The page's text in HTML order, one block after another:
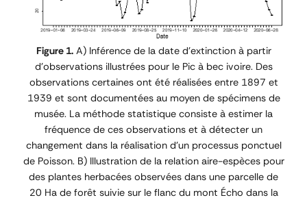
Figure 1.A) Inférence de la date d’extinction à partir
d’observations illustrées pour le Pic à bec ivoire. Des
observations certaines ont été réalisées entre 1897 et
1939 et sont documentées au moyen de spécimens de
musée. La méthode statistique consiste à estimer la
fréquence de ces observations et à détecter un
changement dans la réalisation d’un processus ponctuel
de Poisson. B) Illustration de la relation aire-espèces pour
des plantes herbacées observées dans une parcelle de
20 Ha de forêt suivie sur le flanc du mont Écho dans la